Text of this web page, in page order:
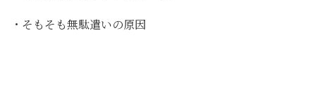
・そもそも無駄遣いの原因